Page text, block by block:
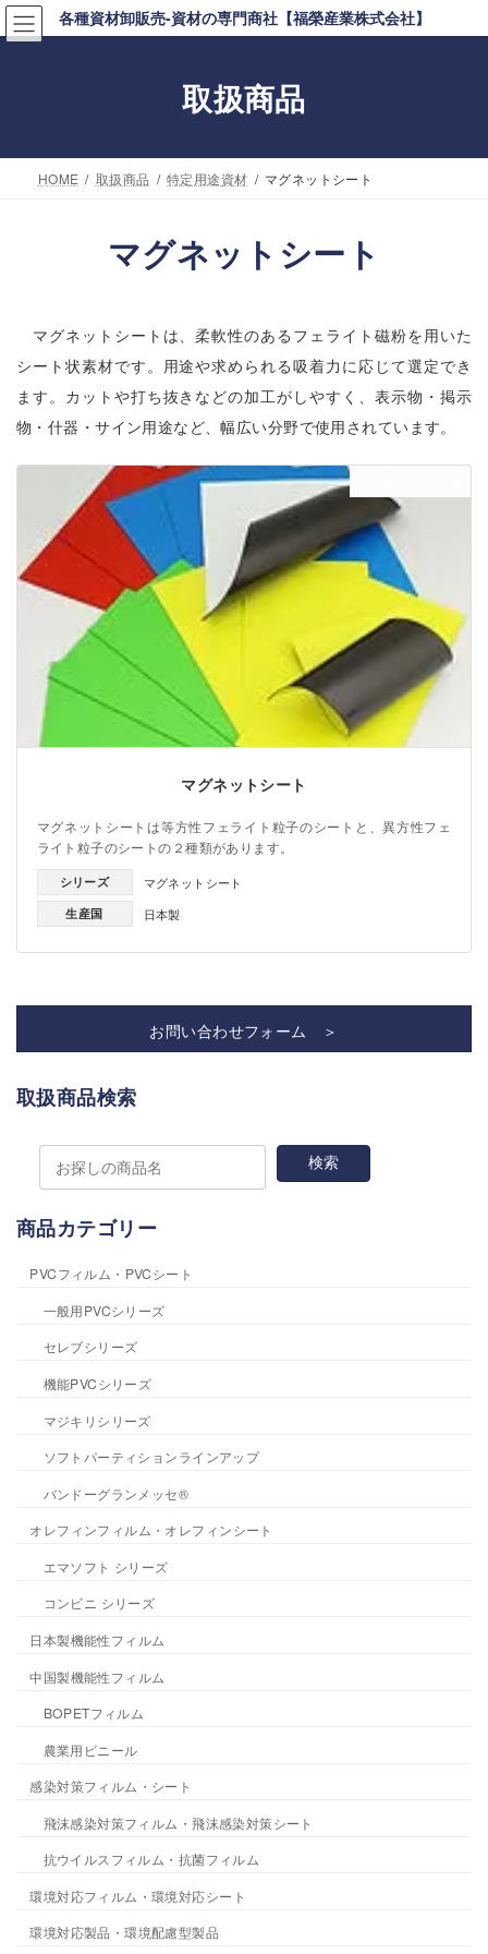
コ
ン
ナ
ビ
各種資材卸販売-資材の専門商社【福榮産業株式会社】
取扱商品
HOME 取扱商品 特定用途資材 マグネットシート
マグネットシート
マグネットシートは、柔軟性のあるフェライト磁粉を用いた
シート状素材です。用途や求められる吸着力に応じて選定でき
ます。カットや打ち抜きなどの加工がしやすく、表示物・掲示
物・什器・サイン用途など、幅広い分野で使用されています。
マグネットシート
マグネットシートは等方性フェライト粒子のシートと、異方性フェ
ライト粒子のシートの２種類があります。
シリーズ マグネットシート
生産国 日本製
お問い合わせフォーム ＞
取扱商品検索
商品カテゴリー
PVCフィルム・PVCシート
一般用PVCシリーズ
セレブシリーズ
機能PVCシリーズ
マジキリシリーズ
ソフトパーティションラインアップ
バンドーグランメッセ®
オレフィンフィルム・オレフィンシート
エマソフト シリーズ
コンビニ シリーズ
日本製機能性フィルム
中国製機能性フィルム
BOPETフィルム
農業用ビニール
感染対策フィルム・シート
飛沫感染対策フィルム・飛沫感染対策シート
抗ウイルスフィルム・抗菌フィルム
環境対応フィルム・環境対応シート
環境対応製品・環境配慮型製品